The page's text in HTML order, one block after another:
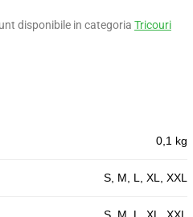
disponibile in categoria Tricouri
0,1 kg
S, M, L, XL, XXL